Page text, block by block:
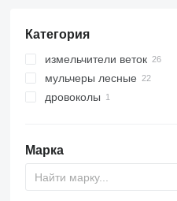
Категория
измельчители веток
мульчеры лесные
дровоколы
Марка